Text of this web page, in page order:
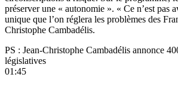
préserver une « autonomie ». « Ce n’est pas
unique que l’on réglera les problèmes des
Christophe Cambadélis.
PS : Jean-Christophe Cambadélis annonce
législatives
01:45